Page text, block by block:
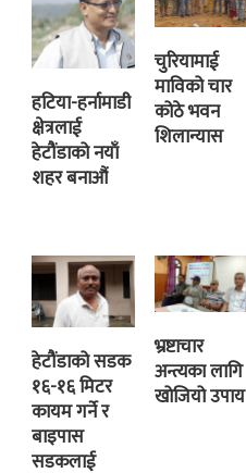
हटिया-हर्नामाडी
क्षेत्रलाई
हेटौंडाको नयाँ
शहर बनाऔं
चुरियामाई
माविको चार
कोठे भवन
शिलान्यास
हेटौंडाको सडक
१६-१६ मिटर
कायम गर्ने र
बाइपास
सडकलाई
भ्रष्टाचार
अन्त्यका लागि
खोजियो उपाय